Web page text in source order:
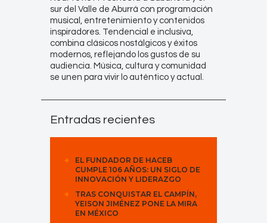
sur del Valle de Aburrá con programación
musical, entretenimiento y contenidos
inspiradores. Tendencial e inclusiva,
combina clásicos nostálgicos y éxitos
modernos, reflejando los gustos de su
audiencia. Música, cultura y comunidad
se unen para vivir lo auténtico y actual.
Entradas recientes
EL FUNDADOR DE HACEB
CUMPLE 106 AÑOS: UN SIGLO DE
INNOVACIÓN Y LIDERAZGO
TRAS CONQUISTAR EL CAMPÍN,
YEISON JIMÉNEZ PONE LA MIRA
EN MÉXICO